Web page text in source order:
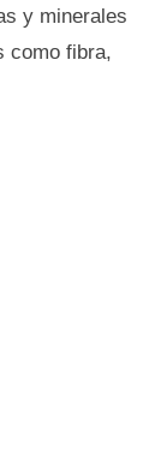
y minerales
como fibra,